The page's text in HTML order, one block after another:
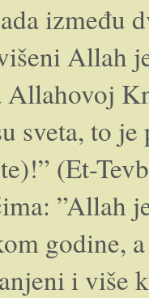
između
Allah
Allahovoj
sveta, to
(Et-
”Allah
godine,
i više